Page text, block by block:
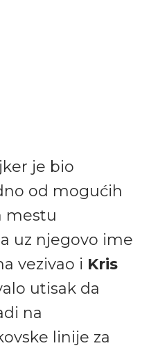
je bio
od mogućih
mestu
uz njegovo ime
vezivao i Kris
utisak da
na
linije za